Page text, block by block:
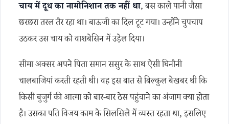
चाय में दूध का नामोनिशान तक नहीं था, बस काले पानी जैसा
छरछरा तरल तैर रहा था। बाऊजी का दिल टूट गया। उन्होंने चुपचाप
उठकर उस चाय को वाशबेसिन में उड़ेल दिया।
सीमा अक्सर अपने पिता समान ससुर के साथ ऐसी घिनौनी
चालबाजियां करती रहती थी। वह इस बात से बिल्कुल बेखबर थी कि
किसी बुजुर्ग की आत्मा को बार-बार ठेस पहुंचाने का अंजाम क्या होता
है। उसका पति विजय काम के सिलसिले में व्यस्त रहता था, इसलिए